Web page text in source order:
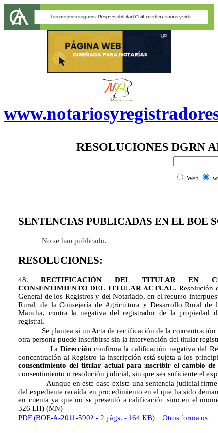
RESOLUCIONES DGRN
Web
SENTENCIAS PUBLICADAS EN EL BOE
No se han publicado.
RESOLUCIONES:
48.RECTIFICACIÓN DEL TITULAR EN
CONSENTIMIENTO DEL TITULAR ACTUAL. Resolución
General de los Registros y del Notariado, en el recurso
Rural, de la Consejería de Agricultura y Desarrollo Rural de
Mancha, contra la negativa del registrador de la propiedad
registral.
Se plantea si un Acta de rectificación de la concentración
otra persona puede inscribirse sin la intervención del titular
LaDirección confirma la calificación negativa del
concentración al Registro la inscripción está sujeta a los
consentimiento del titular actual para inscribir el cambio
consentimiento o resolución judicial, sin que sea suficiente el
Aunque en este caso existe una sentencia judicial firme
del expediente recaída en procedimiento en el que ha sido
en cuenta ya que no se presentó a calificación sino en el
326 LH) (MN)
PDF (BOE-A-2011-5902 - 2 págs. - 164 KB)
Otros formatos